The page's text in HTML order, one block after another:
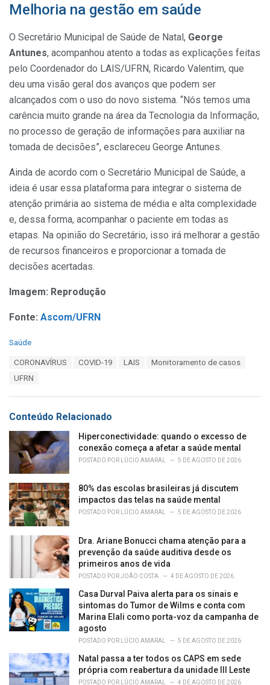
Melhoria na gestão em saúde
​O Secretário Municipal de Saúde de Natal, George
Antunes, acompanhou atento a todas as explicações feitas
pelo Coordenador do LAIS/UFRN, Ricardo Valentim, que
deu uma visão geral dos avanços que podem ser
alcançados com o uso do novo sistema. “Nós temos uma
carência muito grande na área da Tecnologia da Informação,
no processo de geração de informações para auxiliar na
tomada de decisões”, esclareceu George Antunes.
Ainda de acordo com o Secretário Municipal de Saúde, a
ideia é usar essa plataforma para integrar o sistema de
atenção primária ao sistema de média e alta complexidade
e, dessa forma, acompanhar o paciente em todas as
etapas. Na opinião do Secretário, isso irá melhorar a gestão
de recursos financeiros e proporcionar a tomada de
decisões acertadas.
Imagem: Reprodução
Fonte: Ascom/UFRN
C
i
s
Saúde
CORONAVÍRUS COVID-19 LAIS
Monitoramento de casos
UFRN
Conteúdo Relacionado
Hiperconectividade: quando o excesso de
conexão começa a afetar a saúde mental
POSTADO POR LÚCIO AMARAL 5 DE AGOSTO DE 2026
80% das escolas brasileiras já discutem
impactos das telas na saúde mental
POSTADO POR LÚCIO AMARAL 5 DE AGOSTO DE 2026
Dra. Ariane Bonucci chama atenção para a
prevenção da saúde auditiva desde os
primeiros anos de vida
POSTADO PORJOÃO COSTA 4 DE AGOSTO DE 2026
Casa Durval Paiva alerta para os sinais e
sintomas do Tumor de Wilms e conta com
Marina Elali como porta-voz da campanha de
agosto
POSTADO POR LÚCIO AMARAL 5 DE AGOSTO DE 2026
Natal passa a ter todos os CAPS em sede
própria com reabertura da unidade III Leste
POSTADO POR LÚCIO AMARAL 4 DE AGOSTO DE 2026